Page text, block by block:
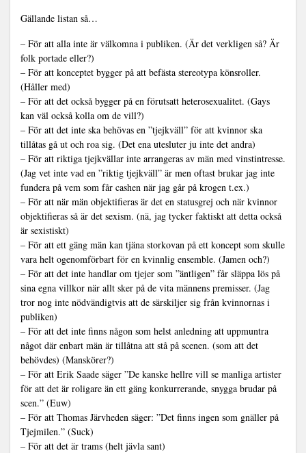
Gällande listan så…
– För att alla inte är välkomna i publiken. (Är det verkligen så? Är
folk portade eller?)
– För att konceptet bygger på att befästa stereotypa könsroller.
(Håller med)
– För att det också bygger på en förutsatt heterosexualitet. (Gays
kan väl också kolla om de vill?)
– För att det inte ska behövas en ”tjejkväll” för att kvinnor ska
tillåtas gå ut och roa sig. (Det ena utesluter ju inte det andra)
– För att riktiga tjejkvällar inte arrangeras av män med vinstintresse.
(Jag vet inte vad en ”riktig tjejkväll” är men oftast brukar jag inte
fundera på vem som får cashen när jag går på krogen t.ex.)
– För att när män objektifieras är det en statusgrej och när kvinnor
objektifieras så är det sexism. (nä, jag tycker faktiskt att detta också
är sexistiskt)
– För att ett gäng män kan tjäna storkovan på ett koncept som skulle
vara helt ogenomförbart för en kvinnlig ensemble. (Jamen och?)
– För att det inte handlar om tjejer som ”äntligen” får släppa lös på
sina egna villkor när allt sker på de vita männens premisser. (Jag
tror nog inte nödvändigtvis att de särskiljer sig från kvinnornas i
publiken)
– För att det inte finns någon som helst anledning att uppmuntra
något där enbart män är tillåtna att stå på scenen. (som att det
behövdes) (Manskörer?)
– För att Erik Saade säger ”De kanske hellre vill se manliga artister
för att det är roligare än ett gäng konkurrerande, snygga brudar på
scen.” (Euw)
– För att Thomas Järvheden säger: ”Det finns ingen som gnäller på
Tjejmilen.” (Suck)
– För att det är trams (helt jävla sant)